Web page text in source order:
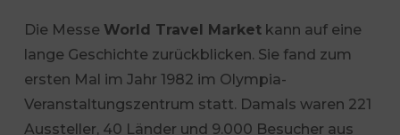
Die Messe World Travel Marketkann auf eine
lange Geschichte zurückblicken. Sie fand zum
ersten Mal im Jahr 1982 im Olympia-
Veranstaltungszentrum statt. Damals waren 221
Aussteller, 40 Länder und 9.000 Besucher aus